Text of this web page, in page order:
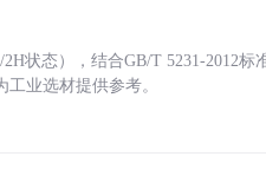
状态），结合GB/T 5231-2012标
业选材提供参考。